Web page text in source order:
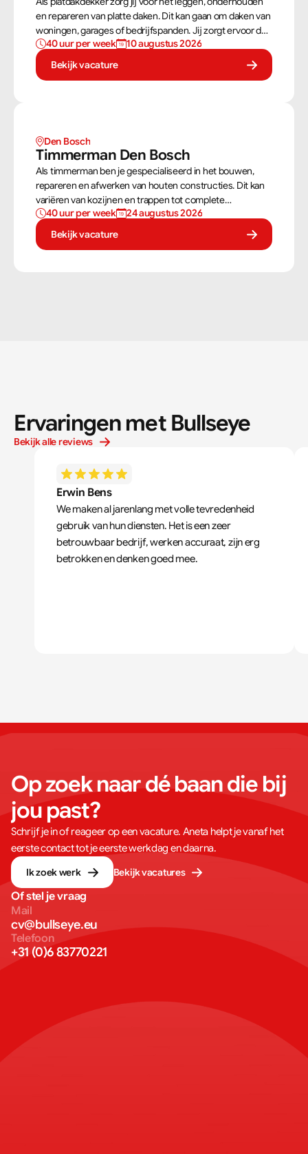
en repareren van platte daken. Dit kan gaan om daken van
woningen, garages of bedrijfspanden. Jij zorgt ervoor dat
deze daken tegen alle weersomstandigheden kunnen,
zoals regen, sneeuw en wind.
40 uur per week
10 augustus 2026
Bekijk vacature
Den Bosch
Timmerman Den Bosch
Als timmerman ben je gespecialiseerd in het bouwen,
repareren en afwerken van houten constructies. Dit kan
variëren van kozijnen en trappen tot complete
dakconstructies en gevels. Aan de hand van
bouwtekeningen zorg jij ervoor dat een constructie
zowel stevig als netjes is afgewerkt.
40 uur per week
24 augustus 2026
Bekijk vacature
Ervaringen met Bullseye
Bekijk alle reviews
Erwin Bens
We maken al jarenlang met volle tevredenheid
gebruik van hun diensten. Het is een zeer
betrouwbaar bedrijf, werken accuraat, zijn erg
betrokken en denken goed mee.
Op zoek naar dé baan die bij
jou past?
Schrijf je in of reageer op een vacature. Aneta helpt je vanaf het
eerste contact tot je eerste werkdag en daarna.
Ik zoek werk
Bekijk vacatures
Of stel je vraag
Mail
cv@bullseye.eu
Telefoon
+31 (0)6 83770221